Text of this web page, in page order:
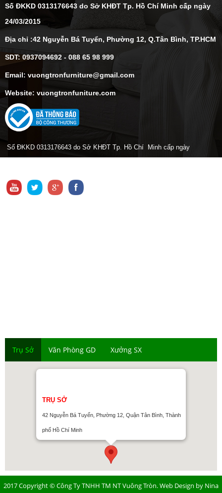
Số ĐKKD 0313176643 do Sở KHĐT Tp. Hồ Chí Minh cấp ngày
24/03/2015
Địa chỉ :42 Nguyễn Bá Tuyển, Phường 12, Q.Tân Bình, TP.HCM
SDT: 0937094692 - 088 65 98 999
Email: vuongtronfurniture@gmail.com
Website: vuongtronfuniture.com
Số ĐKKD 0313176643 do Sở KHĐT Tp. Hồ Chí Minh cấp ngày
Trụ Sở Văn Phòng GD Xưởng SX
TRỤ SỞ
42 Nguyễn Bá Tuyển, Phường 12, Quận Tân Bình, Thành
phố Hồ Chí Minh
2017 Copyright ©Công Ty TNHH TM NT Vuông Tròn. Web Design by Nina